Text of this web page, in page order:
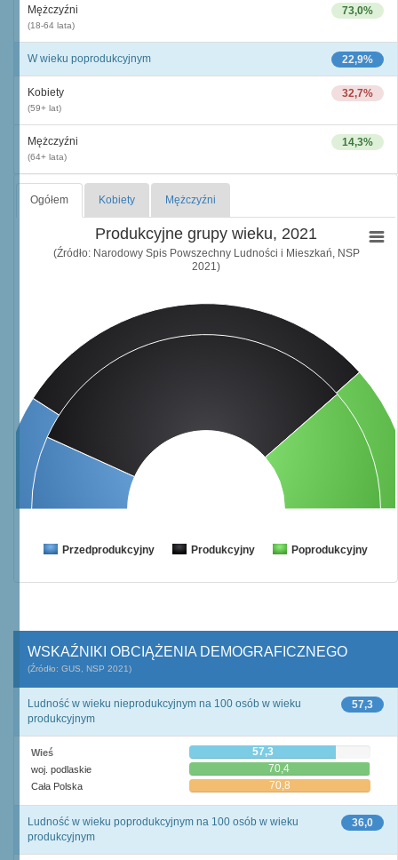
73,0%
Mężczyźni
(18-64 lata)
22,9%
W wieku poprodukcyjnym
32,7%
Kobiety
(59+ lat)
14,3%
Mężczyźni
(64+ lata)
Ogółem Kobiety Mężczyźni
Produkcyjne grupy wieku, 2021
(Źródło: Narodowy Spis Powszechny Ludności i Mieszkań, NSP
2021)
Przedprodukcyjny Produkcyjny Poprodukcyjny
WSKAŹNIKI OBCIĄŻENIA DEMOGRAFICZNEGO
(Źródło: GUS, NSP 2021)
57,3
Ludność w wieku nieprodukcyjnym na 100 osób w wieku
produkcyjnym
Wieś 57,3
woj. podlaskie 70,4
Cała Polska 70,8
36,0
Ludność w wieku poprodukcyjnym na 100 osób w wieku
produkcyjnym